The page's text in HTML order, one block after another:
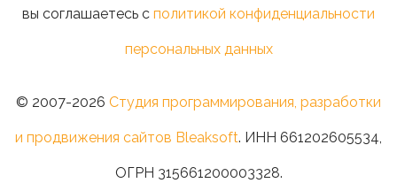
вы соглашаетесь с политикой конфиденциальности
персональных данных
© 2007-2026 Студия программирования, разработки
и продвижения сайтов Bleaksoft. ИНН 661202605534,
ОГРН 315661200003328.